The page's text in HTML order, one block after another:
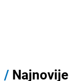
/ Najnovije